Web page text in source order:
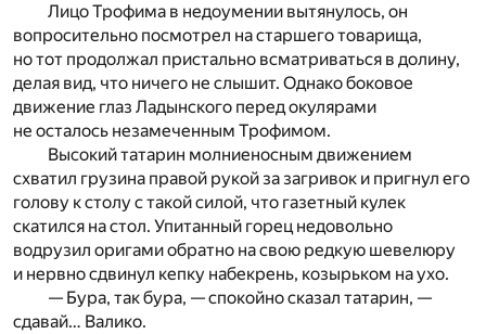
Лицо Трофима в недоумении вытянулось, он
вопросительно посмотрел на старшего товарища,
но тот продолжал пристально всматриваться в долину,
делая вид, что ничего не слышит. Однако боковое
движение глаз Ладынского перед окулярами
не осталось незамеченным Трофимом.
Высокий татарин молниеносным движением
схватил грузина правой рукой за загривок и пригнул его
голову к столу с такой силой, что газетный кулек
скатился на стол. Упитанный горец недовольно
водрузил оригами обратно на свою редкую шевелюру
и нервно сдвинул кепку набекрень, козырьком на ухо.
— Бура, так бура, — спокойно сказал татарин, —
сдавай… Валико.